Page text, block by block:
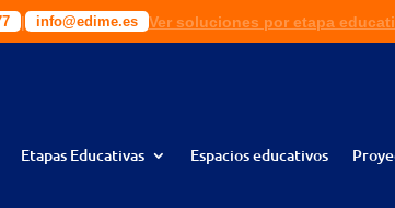
987 282 177 | info@edime.es Solicita
| info@edime.es Ver soluciones por etapa
Etapas Educativas Espacios educativos